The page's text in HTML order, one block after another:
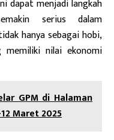
dapat menjadi langkah
serius dalam
hanya sebagai hobi,
nilai ekonomi
GPM di Halaman
Maret 2025